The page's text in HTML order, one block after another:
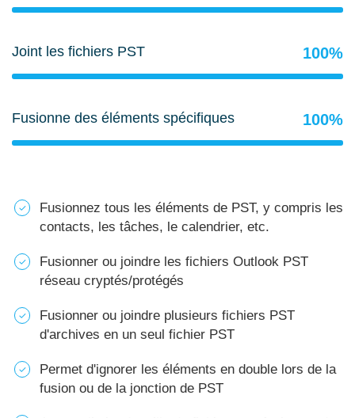
Joint les fichiers PST 100%
Fusionne des éléments spécifiques 100%
Fusionnez tous les éléments de PST, y compris les
contacts, les tâches, le calendrier, etc.
Fusionner ou joindre les fichiers Outlook PST
réseau cryptés/protégés
Fusionner ou joindre plusieurs fichiers PST
d'archives en un seul fichier PST
Permet d'ignorer les éléments en double lors de la
fusion ou de la jonction de PST